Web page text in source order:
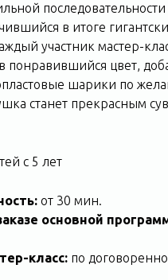
последовательности
в итоге
участник мастер-
понравившийся цвет,
шарики по
станет прекрасным
с 5 лет
от 30 мин.
основной
класс: по